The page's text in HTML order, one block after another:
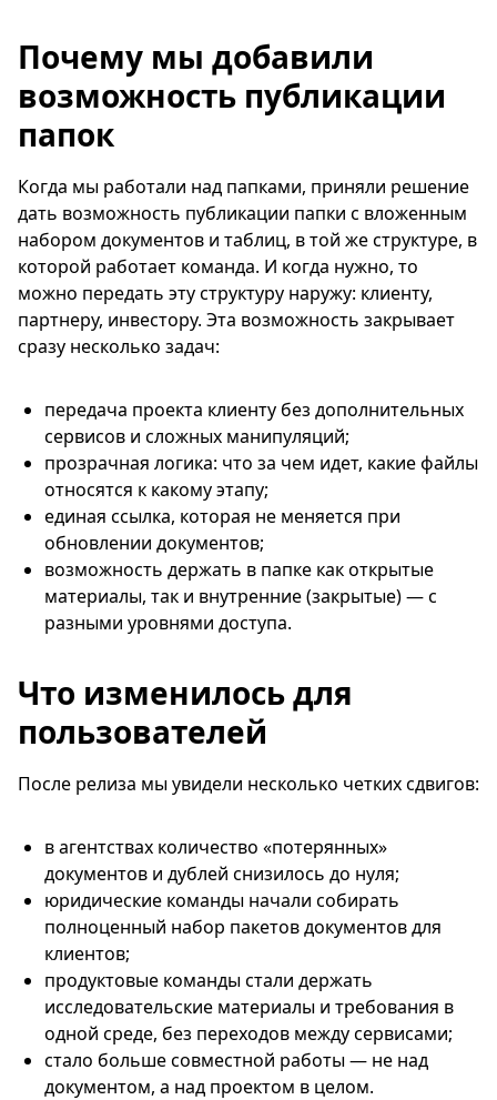
Почему мы добавили
возможность публикации
папок
Когда мы работали над папками, приняли решение
дать возможность публикации папки с вложенным
набором документов и таблиц, в той же структуре, в
которой работает команда. И когда нужно, то
можно передать эту структуру наружу: клиенту,
партнеру, инвестору. Эта возможность закрывает
сразу несколько задач:
передача проекта клиенту без дополнительных
сервисов и сложных манипуляций;
прозрачная логика: что за чем идет, какие файлы
относятся к какому этапу;
единая ссылка, которая не меняется при
обновлении документов;
возможность держать в папке как открытые
материалы, так и внутренние (закрытые) — с
разными уровнями доступа.
Что изменилось для
пользователей
После релиза мы увидели несколько четких сдвигов:
в агентствах количество «потерянных»
документов и дублей снизилось до нуля;
юридические команды начали собирать
полноценный набор пакетов документов для
клиентов;
продуктовые команды стали держать
исследовательские материалы и требования в
одной среде, без переходов между сервисами;
стало больше совместной работы — не над
документом, а над проектом в целом.